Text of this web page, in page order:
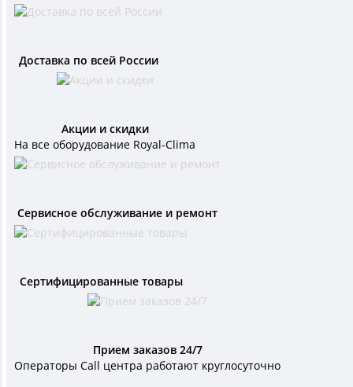
Доставка по всей России
Акции и скидки
На все оборудование Royal-Clima
Сервисное обслуживание и ремонт
Сертифицированные товары
Прием заказов 24/7
Операторы Call центра работают круглосуточно